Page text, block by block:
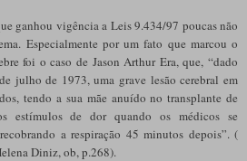
ganhou vigência a Leis 9.434/97 poucas não
Especialmente por um fato que marcou o
foi o caso de Jason Arthur Era, que, “dado
julho de 1973, uma grave lesão cerebral em
tendo a sua mãe anuído no transplante de
estímulos de dor quando os médicos se
a respiração 45 minutos depois”. (
Diniz, ob, p.268).